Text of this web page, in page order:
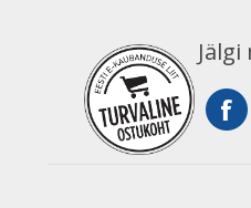
Jälgi